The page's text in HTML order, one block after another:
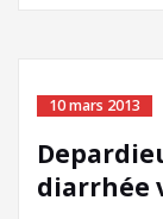
10 mars 2013
diarrhée